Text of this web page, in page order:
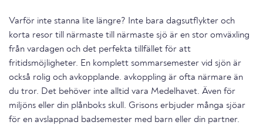
Varför inte stanna lite längre? Inte bara dagsutflykter och
korta resor till närmaste till närmaste sjö är en stor omväxling
från vardagen och det perfekta tillfället för att
fritidsmöjligheter. En komplett sommarsemester vid sjön är
också rolig och avkopplande. avkoppling är ofta närmare än
du tror. Det behöver inte alltid vara Medelhavet. Även för
miljöns eller din plånboks skull. Grisons erbjuder många sjöar
för en avslappnad badsemester med barn eller din partner.